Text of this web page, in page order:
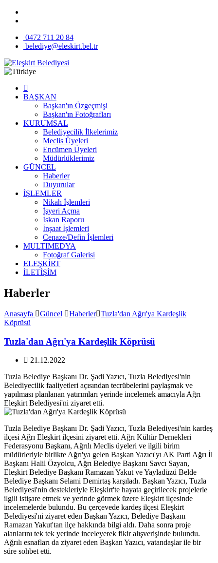
0472 711 20 84
belediye@eleskirt.bel.tr
BAŞKAN
Başkan'ın Özgeçmişi
Başkan'ın Fotoğrafları
KURUMSAL
Belediyecilik İlkelerimiz
Meclis Üyeleri
Encümen Üyeleri
Müdürlüklerimiz
GÜNCEL
Haberler
Duyurular
İŞLEMLER
Nikah İşlemleri
İşyeri Açma
İskan Raporu
İnşaat İşlemleri
Cenaze/Defin İşlemleri
MULTIMEDYA
Fotoğraf Galerisi
ELEŞKİRT
İLETİŞİM
Haberler
Anasayfa Güncel Haberler Tuzla'dan Ağrı'ya Kardeşlik
Köprüsü
Tuzla'dan Ağrı'ya Kardeşlik Köprüsü
21.12.2022
Tuzla Belediye Başkanı Dr. Şadi Yazıcı, Tuzla Belediyesi'nin
Belediyecilik faaliyetleri açısından tecrübelerini paylaşmak ve
yapılması planlanan yatırımları yerinde incelemek amacıyla Ağrı
Eleşkirt Belediyesi'ni ziyaret etti.
Tuzla Belediye Başkanı Dr. Şadi Yazıcı, Tuzla Belediyesi'nin kardeş
ilçesi Ağrı Eleşkirt ilçesini ziyaret etti. Ağrı Kültür Dernekleri
Federasyonu Başkanı, Ağrılı Meclis üyeleri ve ilgili birim
müdürleriyle birlikte Ağrı'ya gelen Başkan Yazıcı'yı AK Parti Ağrı İl
Başkanı Halil Özyolcu, Ağrı Belediye Başkanı Savcı Sayan,
Eleşkirt Belediye Başkanı Ramazan Yakut ve Yayladüzü Belde
Belediye Başkanı Selami Demirtaş karşıladı. Başkan Yazıcı, Tuzla
Belediyesi'nin destekleriyle Eleşkirt'te hayata geçirilecek projelerle
ilgili istişare etmek ve yerinde görmek üzere Eleşkirt ilçesinde
incelemelerde bulundu. Bu çerçevede kardeş ilçesi Eleşkirt
Belediyesi'ni ziyaret eden Başkan Yazıcı, Belediye Başkanı
Ramazan Yakut'tan ilçe hakkında bilgi aldı. Daha sonra proje
alanlarını tek tek yerinde inceleyerek fikir alışverişinde bulundu.
Ağrılı esnafları da ziyaret eden Başkan Yazıcı, vatandaşlar ile bir
süre sohbet etti.